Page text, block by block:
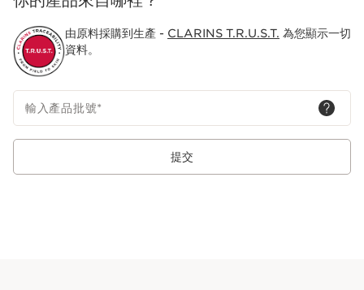
由原料採購到生產 - CLARINS T.R.U.S.T. 為您顯示一切
資料。
輸入產品批號*
提交